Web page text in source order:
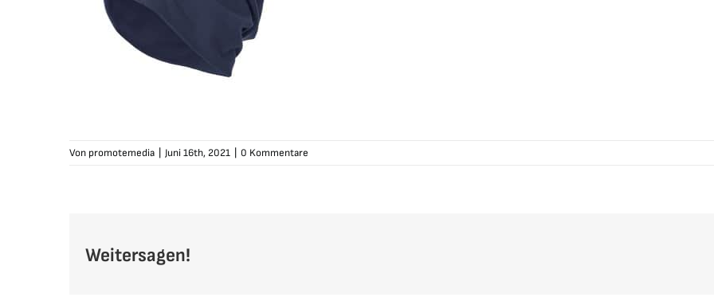
Von promotemedia Juni 16th, 2021 0 Kommentare
Weitersagen!